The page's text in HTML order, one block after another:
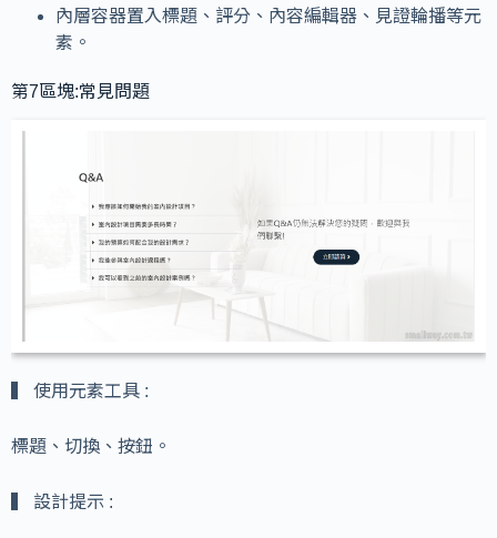
內層容器置入標題、評分、內容編輯器、見證輪播等元
素。
第7區塊:常見問題
▍ 使用元素工具 :
標題、切換、按鈕。
▍ 設計提示 :